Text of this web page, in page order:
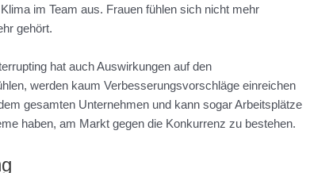
im Team aus. Frauen fühlen sich nicht mehr
gehört.
hat auch Auswirkungen auf den
werden kaum Verbesserungsvorschläge einreichen
gesamten Unternehmen und kann sogar Arbeitsplätze
haben, am Markt gegen die Konkurrenz zu bestehen.